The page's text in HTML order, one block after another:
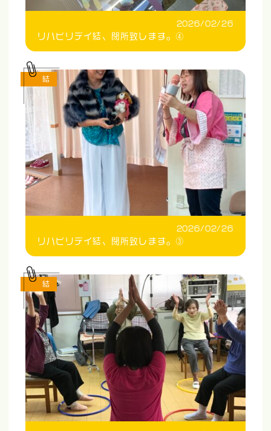
2026/02/26
リハビリデイ結、閉所致します。④
2026/02/26
リハビリデイ結、閉所致します。③
結
結